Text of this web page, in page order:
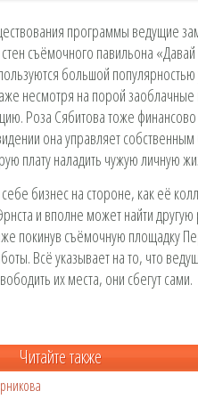
программы ведущие
съёмочного павильона
большой популярностью
несмотря на порой заоблачные
Роза Сябитова тоже финансово
она управляет
плату наладить чужую личную
бизнес на стороне, как её
и вполне может найти другую
покинув съёмочную площадку
Всё указывает на то, что
их места, они сбегут сами.
Читайте также